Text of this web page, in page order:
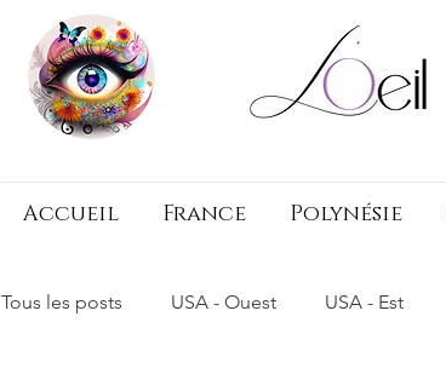
Accueil France Polynésie
Tous les posts USA - Ouest USA - Est